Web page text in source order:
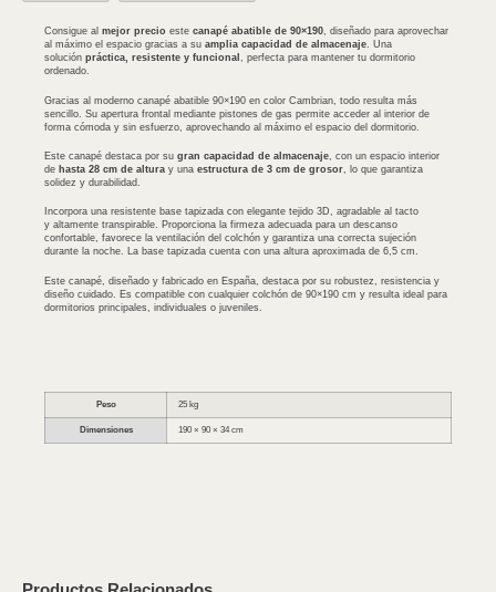
Consigue al mejor precio este canapé abatible de 90×190, diseñado para aprovechar
al máximo el espacio gracias a su amplia capacidad de almacenaje. Una
solución práctica, resistente y funcional , perfecta para mantener tu dormitorio
ordenado.
Gracias al moderno canapé abatible 90×190 en color Cambrian, todo resulta más
sencillo. Su apertura frontal mediante pistones de gas permite acceder al interior de
forma cómoda y sin esfuerzo, aprovechando al máximo el espacio del dormitorio.
Este canapé destaca por su gran capacidad de almacenaje , con un espacio interior
de hasta 28 cm de altura y una estructura de 3 cm de grosor , lo que garantiza
solidez y durabilidad.
Incorpora una resistente base tapizada con elegante tejido 3D, agradable al tacto
y altamente transpirable. Proporciona la firmeza adecuada para un descanso
confortable, favorece la ventilación del colchón y garantiza una correcta sujeción
durante la noche. La base tapizada cuenta con una altura aproximada de 6,5 cm.
Este canapé, diseñado y fabricado en España, destaca por su robustez, resistencia y
diseño cuidado. Es compatible con cualquier colchón de 90×190 cm y resulta ideal para
dormitorios principales, individuales o juveniles.
Peso 25 kg
Dimensiones 190 × 90 × 34 cm